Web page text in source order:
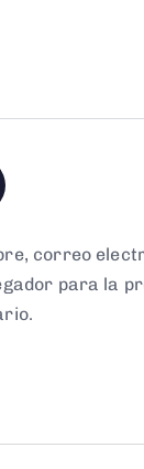
correo
para la